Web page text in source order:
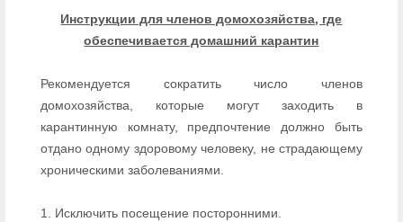
Инструкции для членов домохозяйства, где
обеспечивается домашний карантин
Рекомендуется сократить число членов
домохозяйства, которые могут заходить в
карантинную комнату, предпочтение должно быть
отдано одному здоровому человеку, не страдающему
хроническими заболеваниями.
1. Исключить посещение посторонними.